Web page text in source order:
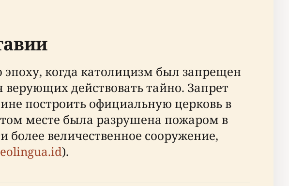
когда католицизм был запрещен
действовать тайно. Запрет
построить официальную церковь в
месте была разрушена пожаром в
более величественное сооружение,
).